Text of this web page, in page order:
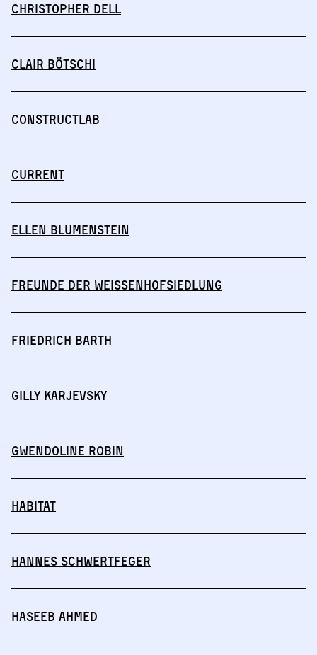
Christopher Dell
Clair Bötschi
Constructlab
CURRENT
Ellen Blumenstein
Freunde der Weissenhofsiedlung
Friedrich Barth
Gilly Karjevsky
Gwendoline Robin
HABITAT
Hannes Schwertfeger
Haseeb Ahmed